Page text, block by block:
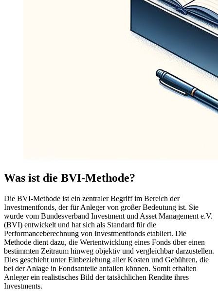
Was ist die BVI-Methode?
Die BVI-Methode ist ein zentraler Begriff im Bereich der
Investmentfonds, der für Anleger von großer Bedeutung ist. Sie
wurde vom Bundesverband Investment und Asset Management e.V.
(BVI) entwickelt und hat sich als Standard für die
Performanceberechnung von Investmentfonds etabliert. Die
Methode dient dazu, die Wertentwicklung eines Fonds über einen
bestimmten Zeitraum hinweg objektiv und vergleichbar darzustellen.
Dies geschieht unter Einbeziehung aller Kosten und Gebühren, die
bei der Anlage in Fondsanteile anfallen können. Somit erhalten
Anleger ein realistisches Bild der tatsächlichen Rendite ihres
Investments.